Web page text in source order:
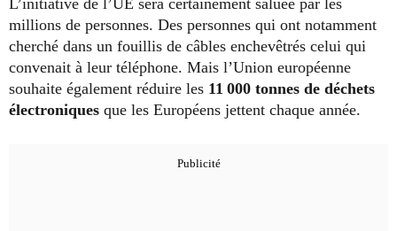
L’initiative de l’UE sera certainement saluée par les
millions de personnes. Des personnes qui ont notamment
cherché dans un fouillis de câbles enchevêtrés celui qui
convenait à leur téléphone. Mais l’Union européenne
souhaite également réduire les 11 000 tonnes de déchets
électroniques que les Européens jettent chaque année.